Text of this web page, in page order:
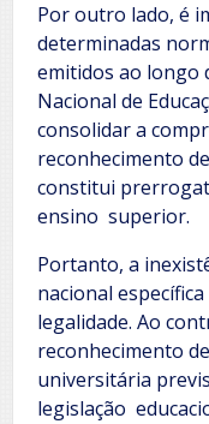
Por outro lado, é
determinadas
emitidos ao longo
Nacional de
consolidar a
reconhecimento
constitui
ensino superior.
Portanto, a
nacional
legalidade. Ao
reconhecimento
universitária
legislação